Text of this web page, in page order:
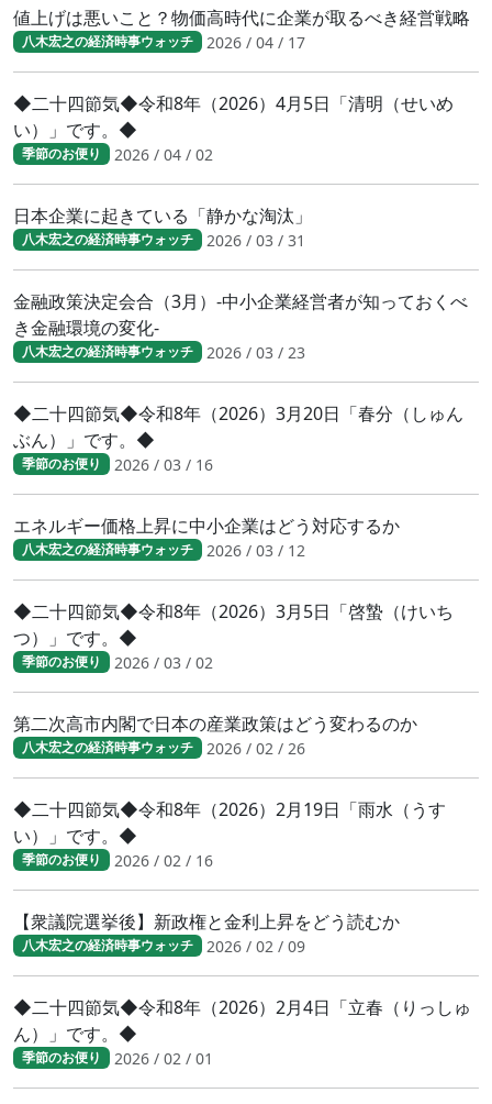
値上げは悪いこと？物価高時代に企業が取るべき経営戦略
八木宏之の経済時事ウォッチ 2026 / 04 / 17
◆二十四節気◆令和8年（2026）4月5日「清明（せいめ
い）」です。◆
季節のお便り 2026 / 04 / 02
日本企業に起きている「静かな淘汰」
八木宏之の経済時事ウォッチ 2026 / 03 / 31
金融政策決定会合（3月）-中小企業経営者が知っておくべ
き金融環境の変化-
八木宏之の経済時事ウォッチ 2026 / 03 / 23
◆二十四節気◆令和8年（2026）3月20日「春分（しゅん
ぶん）」です。◆
季節のお便り 2026 / 03 / 16
エネルギー価格上昇に中小企業はどう対応するか
八木宏之の経済時事ウォッチ 2026 / 03 / 12
◆二十四節気◆令和8年（2026）3月5日「啓蟄（けいち
つ）」です。◆
季節のお便り 2026 / 03 / 02
第二次高市内閣で日本の産業政策はどう変わるのか
八木宏之の経済時事ウォッチ 2026 / 02 / 26
◆二十四節気◆令和8年（2026）2月19日「雨水（うす
い）」です。◆
季節のお便り 2026 / 02 / 16
【衆議院選挙後】新政権と金利上昇をどう読むか
八木宏之の経済時事ウォッチ 2026 / 02 / 09
◆二十四節気◆令和8年（2026）2月4日「立春（りっしゅ
ん）」です。◆
季節のお便り 2026 / 02 / 01